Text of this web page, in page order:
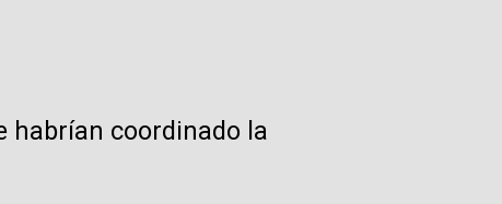
habrían coordinado la